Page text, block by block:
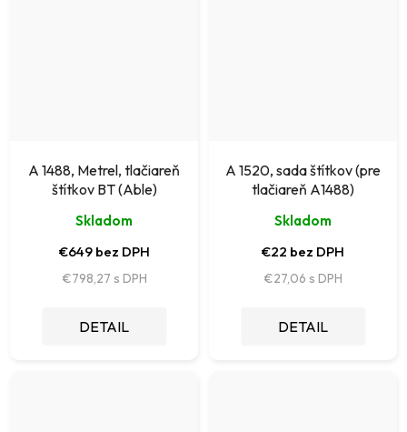
A 1488, Metrel, tlačiareň
štítkov BT (Able)
Skladom
€649 bez DPH
€798,27
DETAIL
A 1520, sada štítkov (pre
tlačiareň A1488)
Skladom
€22 bez DPH
€27,06
DETAIL